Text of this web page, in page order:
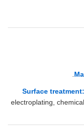
Surface treatment:
electroplating,